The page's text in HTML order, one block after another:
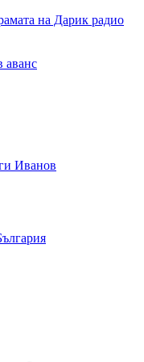
на Дарик радио
аванс
Иванов